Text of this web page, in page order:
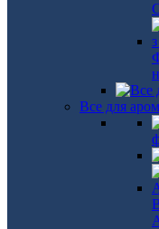
Все для